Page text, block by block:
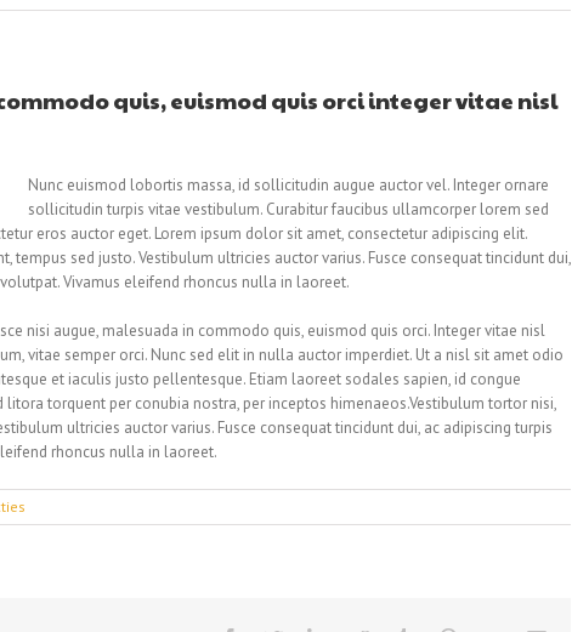
quis, euismod quis orci integer vitae nisl
Nunc euismod lobortis massa, id sollicitudin augue auctor vel. Integer ornare
sollicitudin turpis vitae vestibulum. Curabitur faucibus ullamcorper lorem sed
eros auctor eget. Lorem ipsum dolor sit amet, consectetur adipiscing elit.
tempus sed justo. Vestibulum ultricies auctor varius. Fusce consequat tincidunt dui,
Vivamus eleifend rhoncus nulla in laoreet.
nisi augue, malesuada in commodo quis, euismod quis orci. Integer vitae nisl
vitae semper orci. Nunc sed elit in nulla auctor imperdiet. Ut a nisl sit amet odio
et iaculis justo pellentesque. Etiam laoreet sodales sapien, id congue
torquent per conubia nostra, per inceptos himenaeos.Vestibulum tortor nisi,
ultricies auctor varius. Fusce consequat tincidunt dui, ac adipiscing turpis
rhoncus nulla in laoreet.